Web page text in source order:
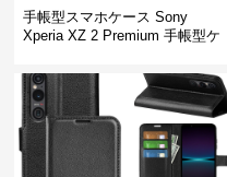
手帳型スマホケース Sony
Xperia XZ 2 Premium 手帳型ケ